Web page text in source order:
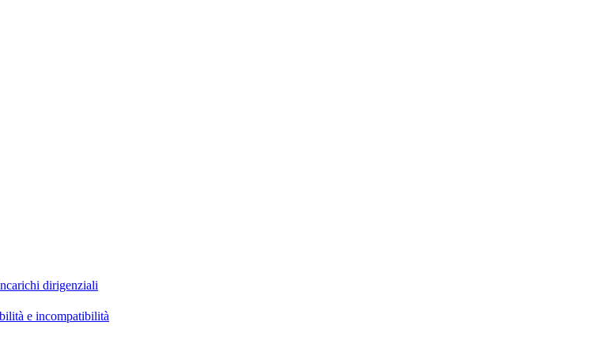
dirigenziali
e incompatibilità